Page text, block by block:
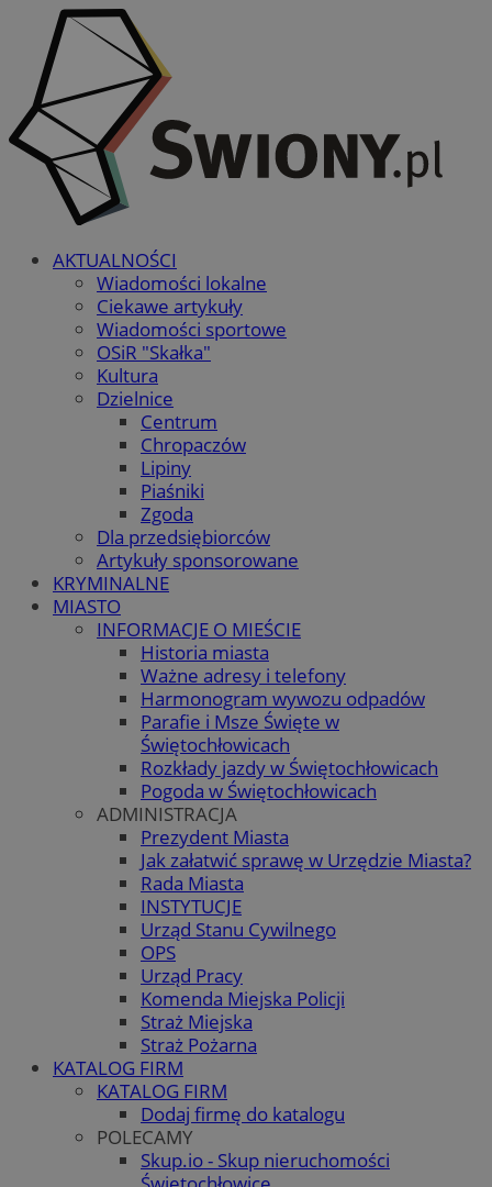
AKTUALNOŚCI
Wiadomości lokalne
Ciekawe artykuły
Wiadomości sportowe
OSiR "Skałka"
Kultura
Dzielnice
Centrum
Chropaczów
Lipiny
Piaśniki
Zgoda
Dla przedsiębiorców
Artykuły sponsorowane
KRYMINALNE
MIASTO
INFORMACJE O MIEŚCIE
Historia miasta
Ważne adresy i telefony
Harmonogram wywozu odpadów
Parafie i Msze Święte w
Świętochłowicach
Rozkłady jazdy w Świętochłowicach
Pogoda w Świętochłowicach
ADMINISTRACJA
Prezydent Miasta
Jak załatwić sprawę w Urzędzie Miasta?
Rada Miasta
INSTYTUCJE
Urząd Stanu Cywilnego
OPS
Urząd Pracy
Komenda Miejska Policji
Straż Miejska
Straż Pożarna
KATALOG FIRM
KATALOG FIRM
Dodaj firmę do katalogu
POLECAMY
Skup.io - Skup nieruchomości